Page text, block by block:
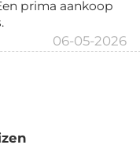
prima aankoop
06-05-2026